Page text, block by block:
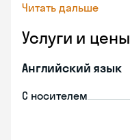
Читать дальше
Услуги и цены
Английский язык
С носителем